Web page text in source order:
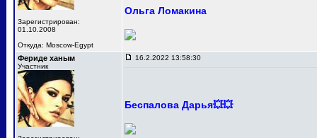
Зарегистрирован:
01.10.2008
Откуда: Moscow-Egypt
Ольга Ломакина
Фериде ханым
Участник
16.2.2022 13:58:30
Беспалова Дарья💥💥